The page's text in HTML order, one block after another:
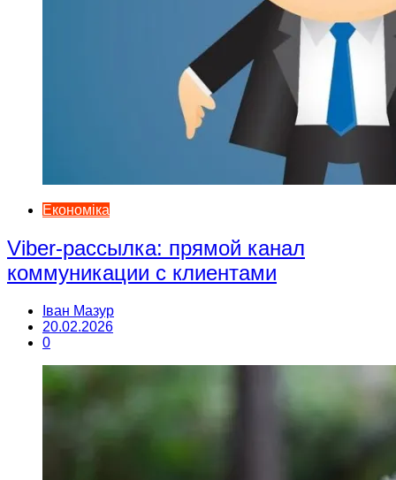
Економіка
Viber-рассылка: прямой канал
коммуникации с клиентами
Іван Мазур
20.02.2026
0